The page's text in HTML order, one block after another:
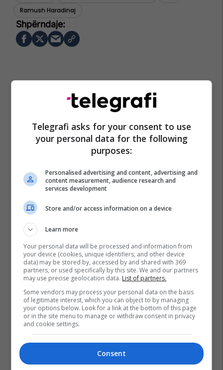
Ramush Haradinaj
Promo Reklamo këtu
Telegrafi asks for your consent to use
your personal data for the following
purposes:
Personalised advertising and content, advertising and
content measurement, audience research and
services development
Store and/or access information on a device
Learn more
Your personal data will be processed and information from
your device (cookies, unique identifiers, and other device
data) may be stored by, accessed by and shared with 369
partners, or used specifically by this site. We and our partners
may use precise geolocation data. List of partners.
Some vendors may process your personal data on the basis
of legitimate interest, which you can object to by managing
your options below. Look for a link at the bottom of this page
or in the site menu to manage or withdraw consent in privacy
and cookie settings.
Consent